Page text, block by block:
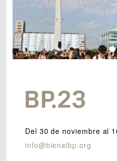
Del 30 de noviembre al
info@bienalbp.org